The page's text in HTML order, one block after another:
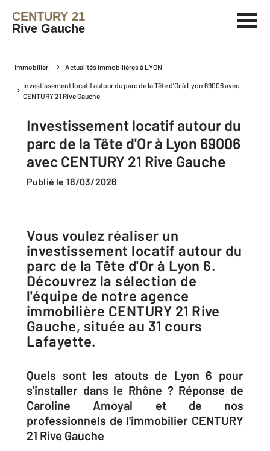
CENTURY 21
Rive Gauche
Immobilier Actualités immobilières à LYON
Investissement locatif autour du parc de la Tête d'Or à Lyon 69006 avec
CENTURY 21 Rive Gauche
Investissement locatif autour du
parc de la Tête d'Or à Lyon 69006
avec CENTURY 21 Rive Gauche
Publié le 18/03/2026
Vous voulez réaliser un
investissement locatif autour du
parc de la Tête d'Or à Lyon 6.
Découvrez la sélection de
l'équipe de notre agence
immobilière CENTURY 21 Rive
Gauche, située au 31 cours
Lafayette.
Quels sont les atouts de Lyon 6 pour
s'installer dans le Rhône ? Réponse de
Caroline Amoyal et de nos
professionnels de l'immobilier CENTURY
21 Rive Gauche